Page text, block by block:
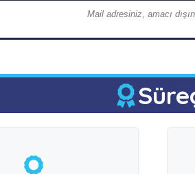
Mail adresiniz, amacı